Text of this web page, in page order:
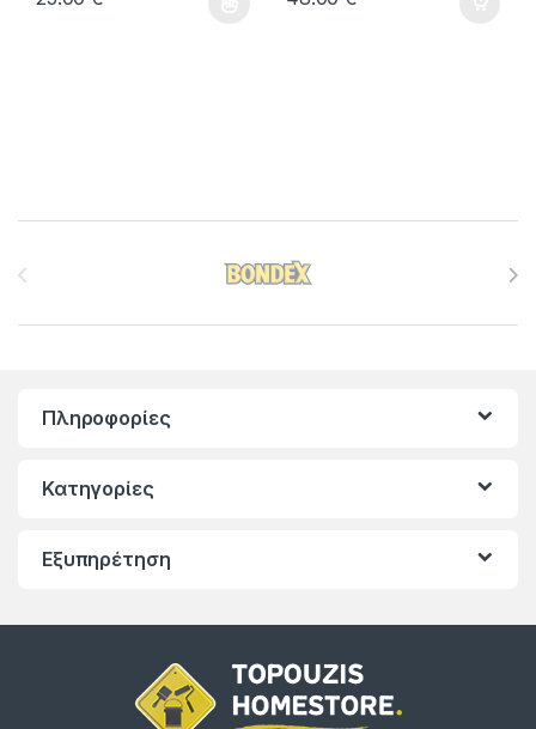
Πληροφορίες
Κατηγορίες
Εξυπηρέτηση